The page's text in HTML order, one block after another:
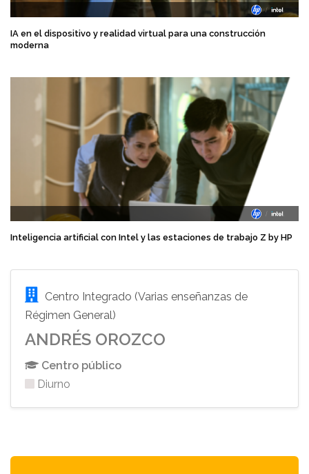
IA en el dispositivo y realidad virtual para una construcción
moderna
Inteligencia artificial con Intel y las estaciones de trabajo Z by HP
Centro Integrado (Varias enseñanzas de
Régimen General)
ANDRÉS OROZCO
Centro público
Diurno